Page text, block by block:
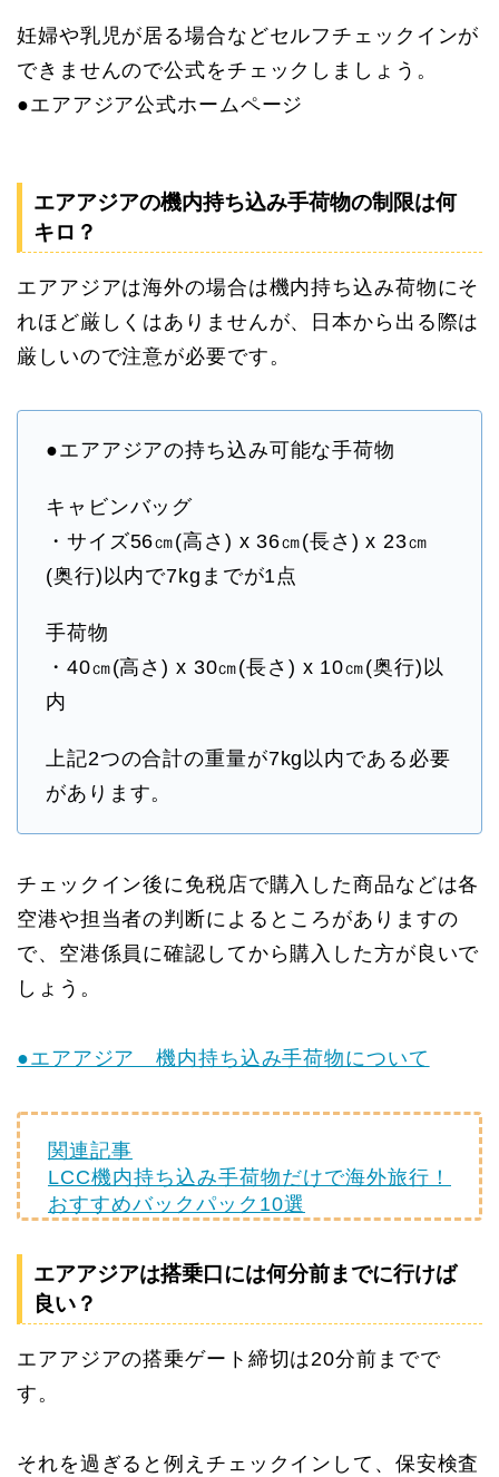
妊婦や乳児が居る場合などセルフチェックインが
できませんので公式をチェックしましょう。
●エアアジア公式ホームページ
エアアジアの機内持ち込み手荷物の制限は何
キロ？
エアアジアは海外の場合は機内持ち込み荷物にそ
れほど厳しくはありませんが、日本から出る際は
厳しいので注意が必要です。
●エアアジアの持ち込み可能な手荷物
キャビンバッグ
・サイズ56㎝(高さ) x 36㎝(長さ) x 23㎝
(奥行)以内で7kgまでが1点
手荷物
・40㎝(高さ) x 30㎝(長さ) x 10㎝(奥行)以
内
上記2つの合計の重量が7kg以内である必要
があります。
チェックイン後に免税店で購入した商品などは各
空港や担当者の判断によるところがありますの
で、空港係員に確認してから購入した方が良いで
しょう。
●エアアジア 機内持ち込み手荷物について
関連記事
LCC機内持ち込み手荷物だけで海外旅行！
おすすめバックパック10選
エアアジアは搭乗口には何分前までに行けば
良い？
エアアジアの搭乗ゲート締切は20分前までで
す。
それを過ぎると例えチェックインして、保安検査